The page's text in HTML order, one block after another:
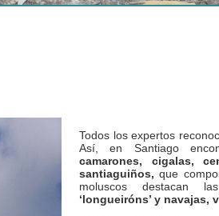
Todos los expertos
Así, en Santiago
camarones, cigalas,
santiaguiños,que
moluscos destacan
‘longueiróns’ y navajas,